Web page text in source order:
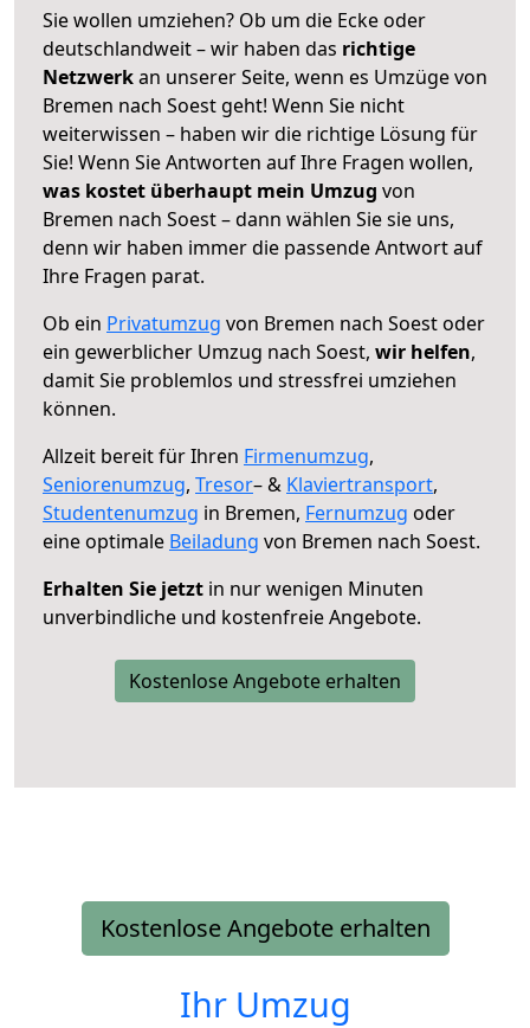
Sie wollen umziehen? Ob um die Ecke oder
deutschlandweit – wir haben das richtige
Netzwerkan unserer Seite, wenn es Umzüge von
Bremen nach Soest geht! Wenn Sie nicht
weiterwissen – haben wir die richtige Lösung für
Sie! Wenn Sie Antworten auf Ihre Fragen wollen,
was kostet überhaupt mein Umzug von
Bremen nach Soest – dann wählen Sie sie uns,
denn wir haben immer die passende Antwort auf
Ihre Fragen parat.
Ob ein Privatumzug von Bremen nach Soest oder
ein gewerblicher Umzug nach Soest, wir helfen,
damit Sie problemlos und stressfrei umziehen
können.
Allzeit bereit für Ihren Firmenumzug,
Seniorenumzug, Tresor– & Klaviertransport,
Studentenumzug in Bremen, Fernumzug oder
eine optimale Beiladung von Bremen nach Soest.
Erhalten Sie jetzt in nur wenigen Minuten
unverbindliche und kostenfreie Angebote.
Kostenlose Angebote erhalten
Kostenlose Angebote erhalten
Ihr Umzug